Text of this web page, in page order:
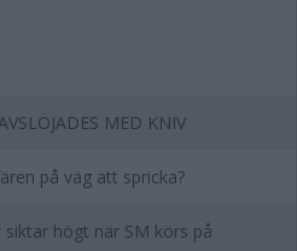
MED KNIV
på väg att spricka?
siktar högt när SM körs på